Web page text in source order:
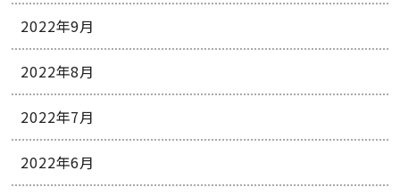
2022年9月
2022年8月
2022年7月
2022年6月